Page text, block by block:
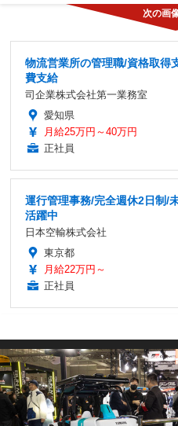
物流営業所の管理職/資格取得
費支給
司企業株式会社第一業務室
愛知県
月給25万円～40万円
正社員
運行管理事務/完全週休2日制/
活躍中
日本空輸株式会社
東京都
月給22万円～
正社員